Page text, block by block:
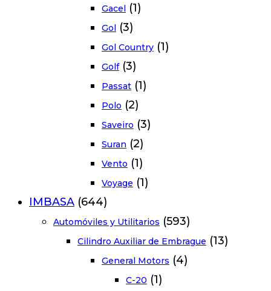
Gacel (1)
Gol (3)
Gol Country (1)
Golf (3)
Passat (1)
Polo (2)
Saveiro (3)
Suran (2)
Vento (1)
Voyage (1)
IMBASA (644)
Automóviles y Utilitarios (593)
Cilindro Auxiliar de Embrague (13)
General Motors (4)
C-20 (1)